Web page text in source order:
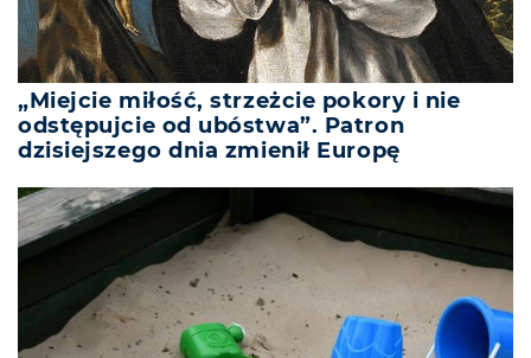
„Miejcie miłość, strzeżcie pokory i nie
odstępujcie od ubóstwa”. Patron
dzisiejszego dnia zmienił Europę